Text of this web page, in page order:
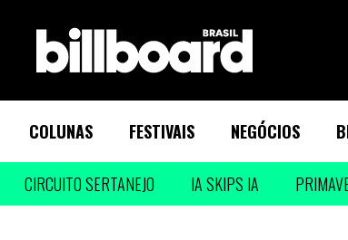
COLUNAS FESTIVAIS NEGÓCIOS
CIRCUITO SERTANEJO IA SKIPS IA